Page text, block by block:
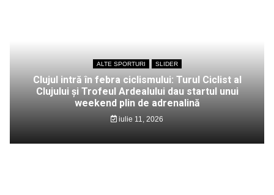
ALTE SPORTURI SLIDER
Clujul intră în febra ciclismului: Turul Ciclist al
Clujului și Trofeul Ardealului dau startul unui
weekend plin de adrenalină
iulie 11, 2026